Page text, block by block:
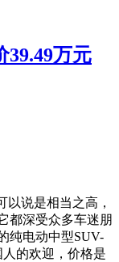
39.49万元
以说是相当之高，
都深受众多车迷朋
纯电动中型SUV-
的欢迎，价格是